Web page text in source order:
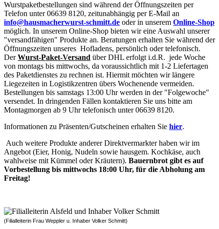
Wurstpaketbestellungen sind während der Öffnungszeiten per
Telefon unter 06639 8120, zeitunabhängig per E-Mail an
info@hausmacherwurst-schmitt.de oder in unserem Online-Shop
möglich. In unserem Online-Shop bieten wir eine Auswahl unserer
"versandfähigen" Produkte an. Beratungen erhalten Sie während der
Öffnungszeiten unseres Hofladens, persönlich oder telefonisch.
DerWurst-Paket-Versand über DHL erfolgt i.d.R. jede Woche
von montags bis mittwochs, da voraussichtlich mit 1-2 Liefertagen
des Paketdienstes zu rechnen ist. Hiermit möchten wir längere
Liegezeiten in Logistikzentren übers Wochenende vermeiden.
Bestellungen bis samstags 13:00 Uhr werden in der "Folgewoche"
versendet. In dringenden Fällen kontaktieren Sie uns bitte am
Montagmorgen ab 9 Uhr telefonisch unter 06639 8120.
Informationen zu Präsenten/Gutscheinen erhalten Sie hier.
Auch weitere Produkte anderer Direktvermarkter haben wir im
Angebot (Eier, Honig, Nudeln sowie hausgem. Kochkäse, auch
wahlweise mit Kümmel oder Kräutern). Bauernbrot gibt es auf
Vorbestellung bis mittwochs 18:00 Uhr, für die Abholung am
Freitag!
(Filialleiterin Frau Weppler u. Inhaber Volker Schmitt)